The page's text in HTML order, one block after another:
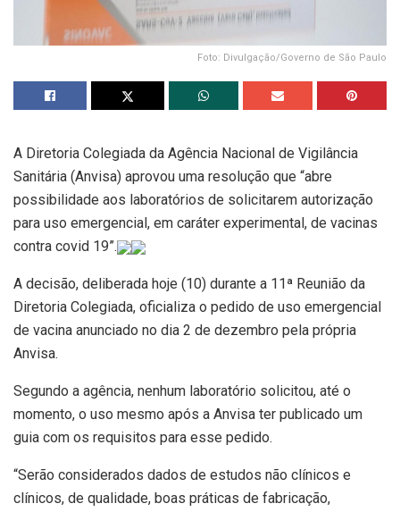
Foto: Divulgação/Governo de São Paulo
A Diretoria Colegiada da Agência Nacional de Vigilância
Sanitária (Anvisa) aprovou uma resolução que “abre
possibilidade aos laboratórios de solicitarem autorização
para uso emergencial, em caráter experimental, de vacinas
contra covid 19”.
A decisão, deliberada hoje (10) durante a 11ª Reunião da
Diretoria Colegiada, oficializa o pedido de uso emergencial
de vacina anunciado no dia 2 de dezembro pela própria
Anvisa.
Segundo a agência, nenhum laboratório solicitou, até o
momento, o uso mesmo após a Anvisa ter publicado um
guia com os requisitos para esse pedido.
“Serão considerados dados de estudos não clínicos e
clínicos, de qualidade, boas práticas de fabricação,